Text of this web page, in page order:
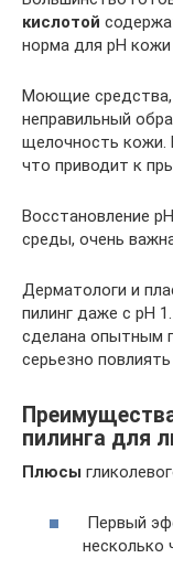
кислотой
норма для рН кожи
Моющие средства,
неправильный
щелочность кожи.
что приводит к
Восстановление
среды, очень
Дерматологи и
пилинг даже с рН
сделана опытным
серьезно
пилинга для
Плюсы
Первый
несколько